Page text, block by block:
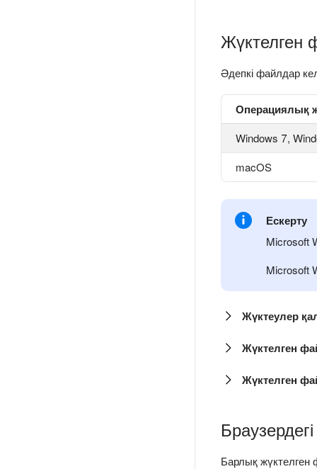
Жүктелген
Әдепкі файлдар
Операциялық
Windows 7,
macOS
Ескерту
Microsoft
Microsoft
Жүктеулер
Жүктелген
Жүктелген
Барлық жүктелген